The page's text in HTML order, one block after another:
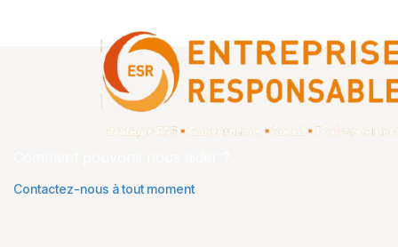
Contactez-nous à tout moment